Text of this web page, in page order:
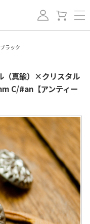
ブラック
（真鍮）×クリスタル
C/#an【アンティー